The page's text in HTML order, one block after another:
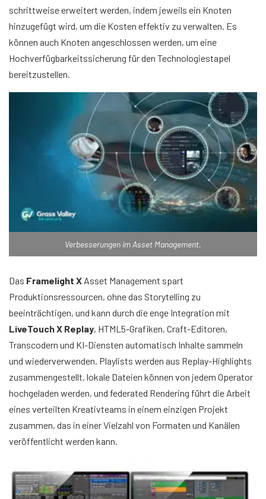
schrittweise erweitert werden, indem jeweils ein Knoten
hinzugefügt wird, um die Kosten effektiv zu verwalten. Es
können auch Knoten angeschlossen werden, um eine
Hochverfügbarkeitssicherung für den Technologiestapel
bereitzustellen.
Verbesserungen im Asset Management.
Das Framelight X Asset Management spart
Produktionsressourcen, ohne das Storytelling zu
beeinträchtigen, und kann durch die enge Integration mit
LiveTouch X Replay, HTML5-Grafiken, Craft-Editoren,
Transcodern und KI-Diensten automatisch Inhalte sammeln
und wiederverwenden. Playlists werden aus Replay-Highlights
zusammengestellt, lokale Dateien können von jedem Operator
hochgeladen werden, und federated Rendering führt die Arbeit
eines verteilten Kreativteams in einem einzigen Projekt
zusammen, das in einer Vielzahl von Formaten und Kanälen
veröffentlicht werden kann.